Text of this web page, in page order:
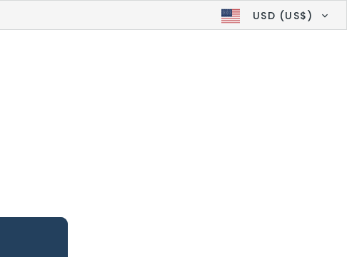
USD (US$)